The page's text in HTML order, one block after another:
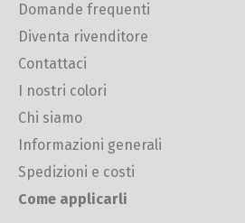
Domande frequenti
Diventa rivenditore
Contattaci
I nostri colori
Chi siamo
Informazioni generali
Spedizioni e costi
Come applicarli